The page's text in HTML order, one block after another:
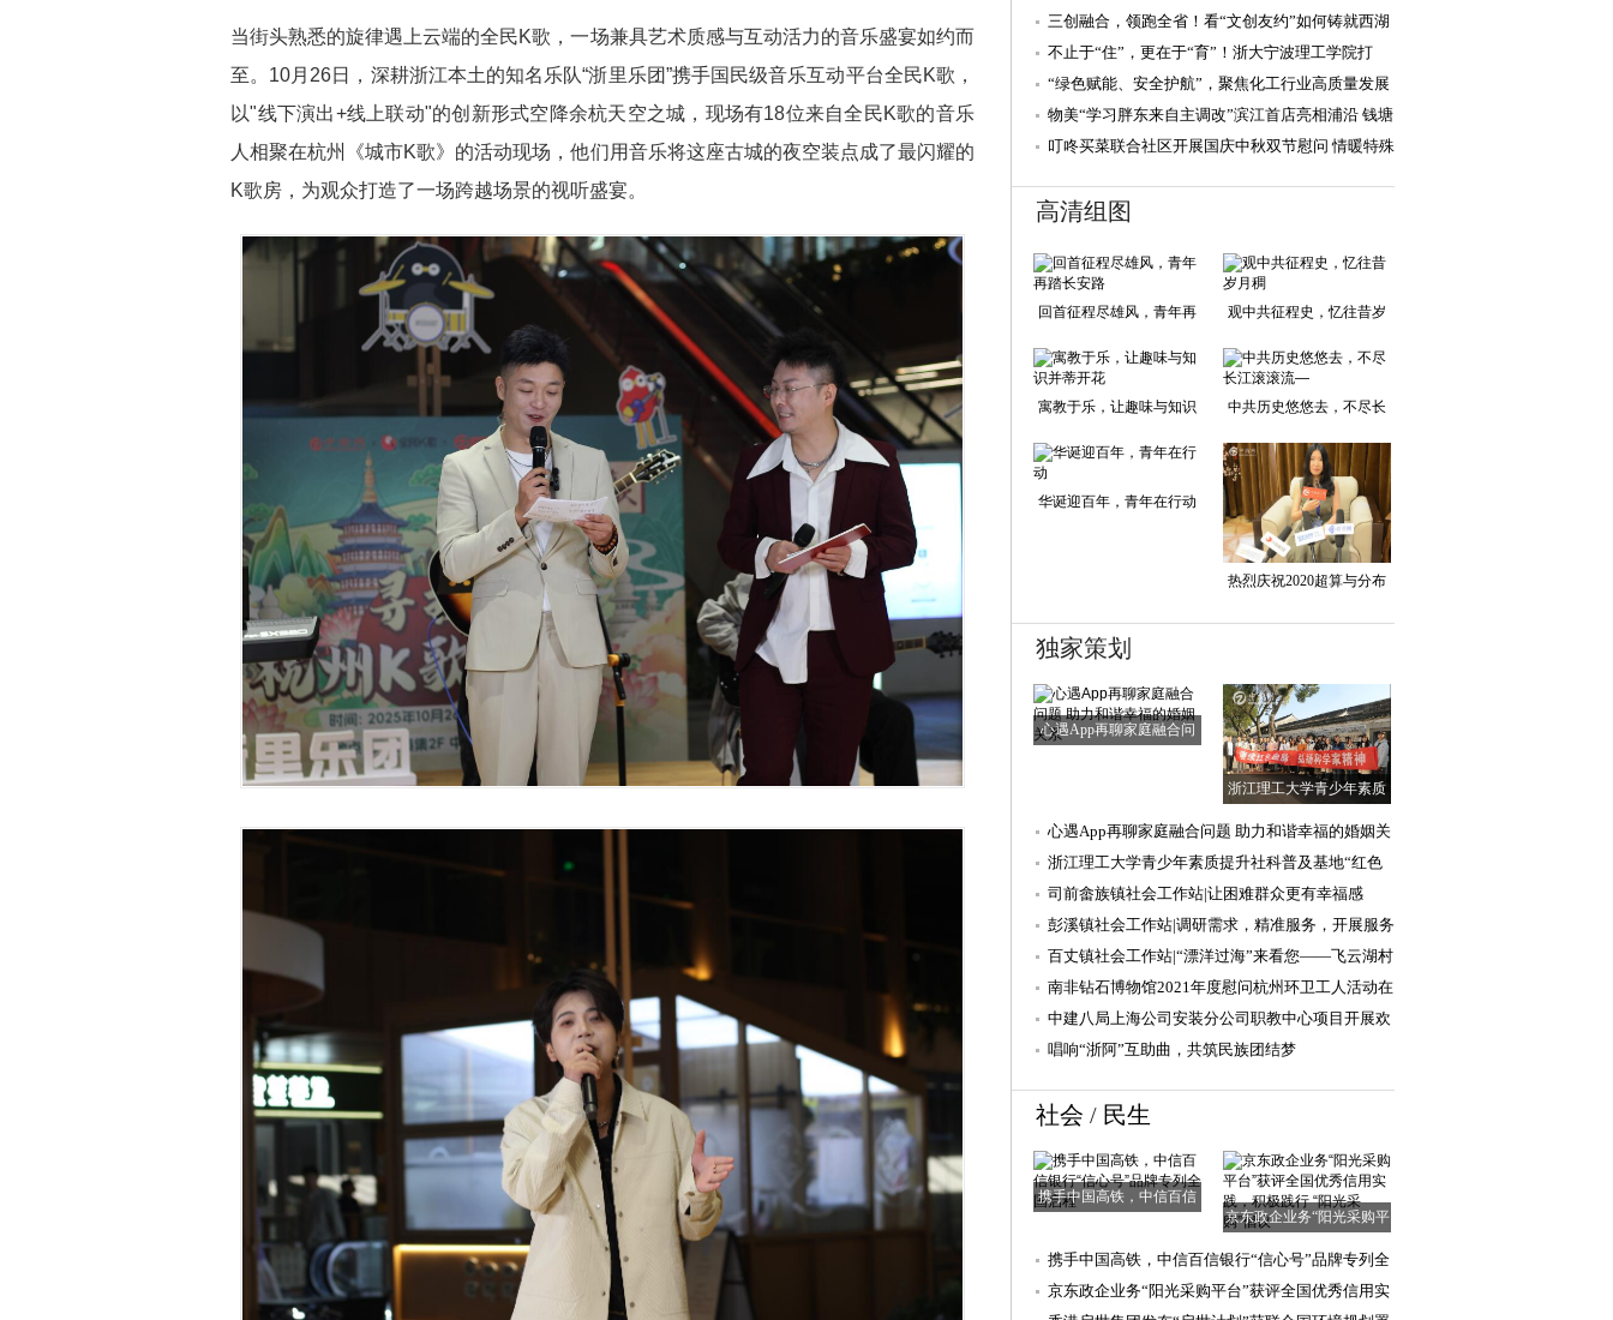
当街头熟悉的旋律遇上云端的全民K歌，一场兼具艺术质感与互动活力的音乐盛宴如约而
至。10月26日，深耕浙江本土的知名乐队“浙里乐团”携手国民级音乐互动平台全民K歌，
以"线下演出+线上联动"的创新形式空降余杭天空之城，现场有18位来自全民K歌的音乐
人相聚在杭州《城市K歌》的活动现场，他们用音乐将这座古城的夜空装点成了最闪耀的
K歌房，为观众打造了一场跨越场景的视听盛宴。
（新加坡）影视展
三创融合，领跑全省！看“文创友约”如何铸就西湖
文化硬实力
不止于“住”，更在于“育”！浙大宁波理工学院打
造“生活成长
“绿色赋能、安全护航”，聚焦化工行业高质量发展
第三届华理产
物美“学习胖东来自主调改”滨江首店亮相浦沿 钱塘
下沙迎二店亮
叮咚买菜联合社区开展国庆中秋双节慰问 情暖特殊
高清组图
回首征程尽雄风，青年再
踏长安路
观中共征程史，忆往昔岁
月稠
寓教于乐，让趣味与知识
并蒂开花
中共历史悠悠去，不尽长
江滚滚流—
华诞迎百年，青年在行动
热烈庆祝2020超算与分布
独家策划
心遇App再聊家庭融合问
浙江理工大学青少年素质
心遇App再聊家庭融合问题 助力和谐幸福的婚姻关
系
浙江理工大学青少年素质提升社科普及基地“红色
科普行”实践团
司前畲族镇社会工作站|让困难群众更有幸福感
的“清单”
彭溪镇社会工作站|调研需求，精准服务，开展服务
需求调查工作
百丈镇社会工作站|“漂洋过海”来看您——飞云湖村
关爱探访、幸
南非钻石博物馆2021年度慰问杭州环卫工人活动在
杭顺利举行
中建八局上海公司安装分公司职教中心项目开展欢
度中秋活动
唱响“浙阿”互助曲，共筑民族团结梦
社会 / 民生
携手中国高铁，中信百信
京东政企业务“阳光采购平
携手中国高铁，中信百信银行“信心号”品牌专列全
国启程
京东政企业务“阳光采购平台”获评全国优秀信用实